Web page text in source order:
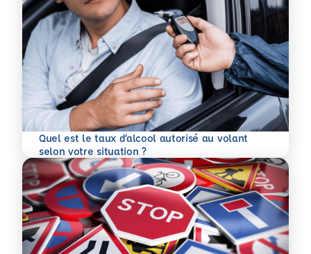
Quel est le taux d’alcool autorisé au volant
selon votre situation ?
En savoir plus